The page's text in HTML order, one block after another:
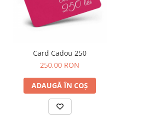
Card Cadou 250
250,00 RON
ADAUGĂ ÎN COȘ